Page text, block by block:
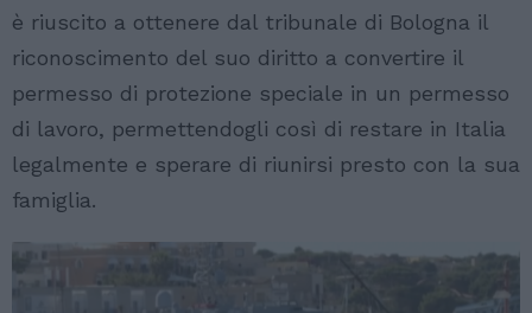
è riuscito a ottenere dal tribunale di Bologna il
riconoscimento del suo diritto a convertire il
permesso di protezione speciale in un permesso
di lavoro, permettendogli così di restare in Italia
legalmente e sperare di riunirsi presto con la sua
famiglia.